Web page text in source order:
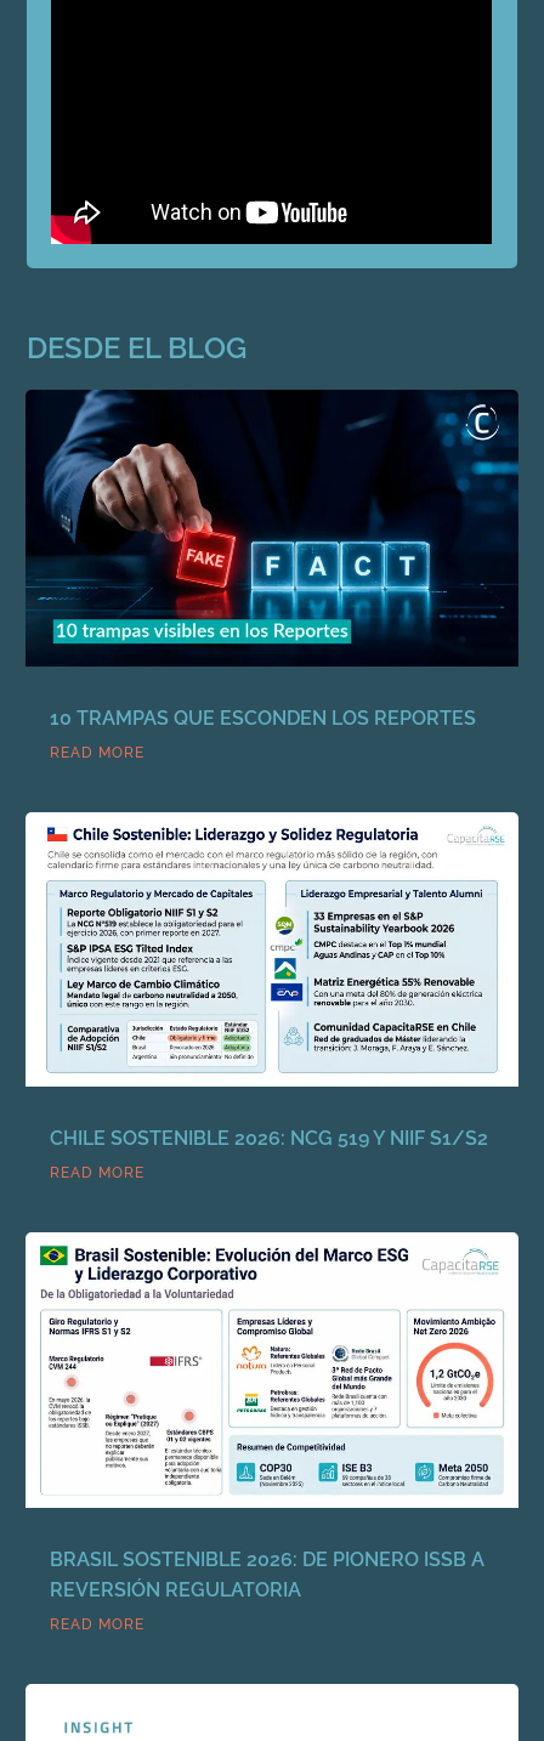
DESDE EL BLOG
10 TRAMPAS QUE ESCONDEN LOS REPORTES
READ MORE
CHILE SOSTENIBLE 2026: NCG 519 Y NIIF S1/S2
READ MORE
BRASIL SOSTENIBLE 2026: DE PIONERO ISSB A
REVERSIÓN REGULATORIA
READ MORE